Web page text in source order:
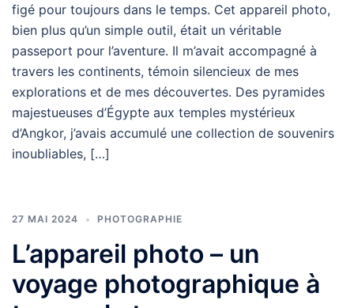
figé pour toujours dans le temps. Cet appareil photo,
bien plus qu’un simple outil, était un véritable
passeport pour l’aventure. Il m’avait accompagné à
travers les continents, témoin silencieux de mes
explorations et de mes découvertes. Des pyramides
majestueuses d’Égypte aux temples mystérieux
d’Angkor, j’avais accumulé une collection de souvenirs
inoubliables, […]
27 MAI 2024 PHOTOGRAPHIE
L’appareil photo – un
voyage photographique à